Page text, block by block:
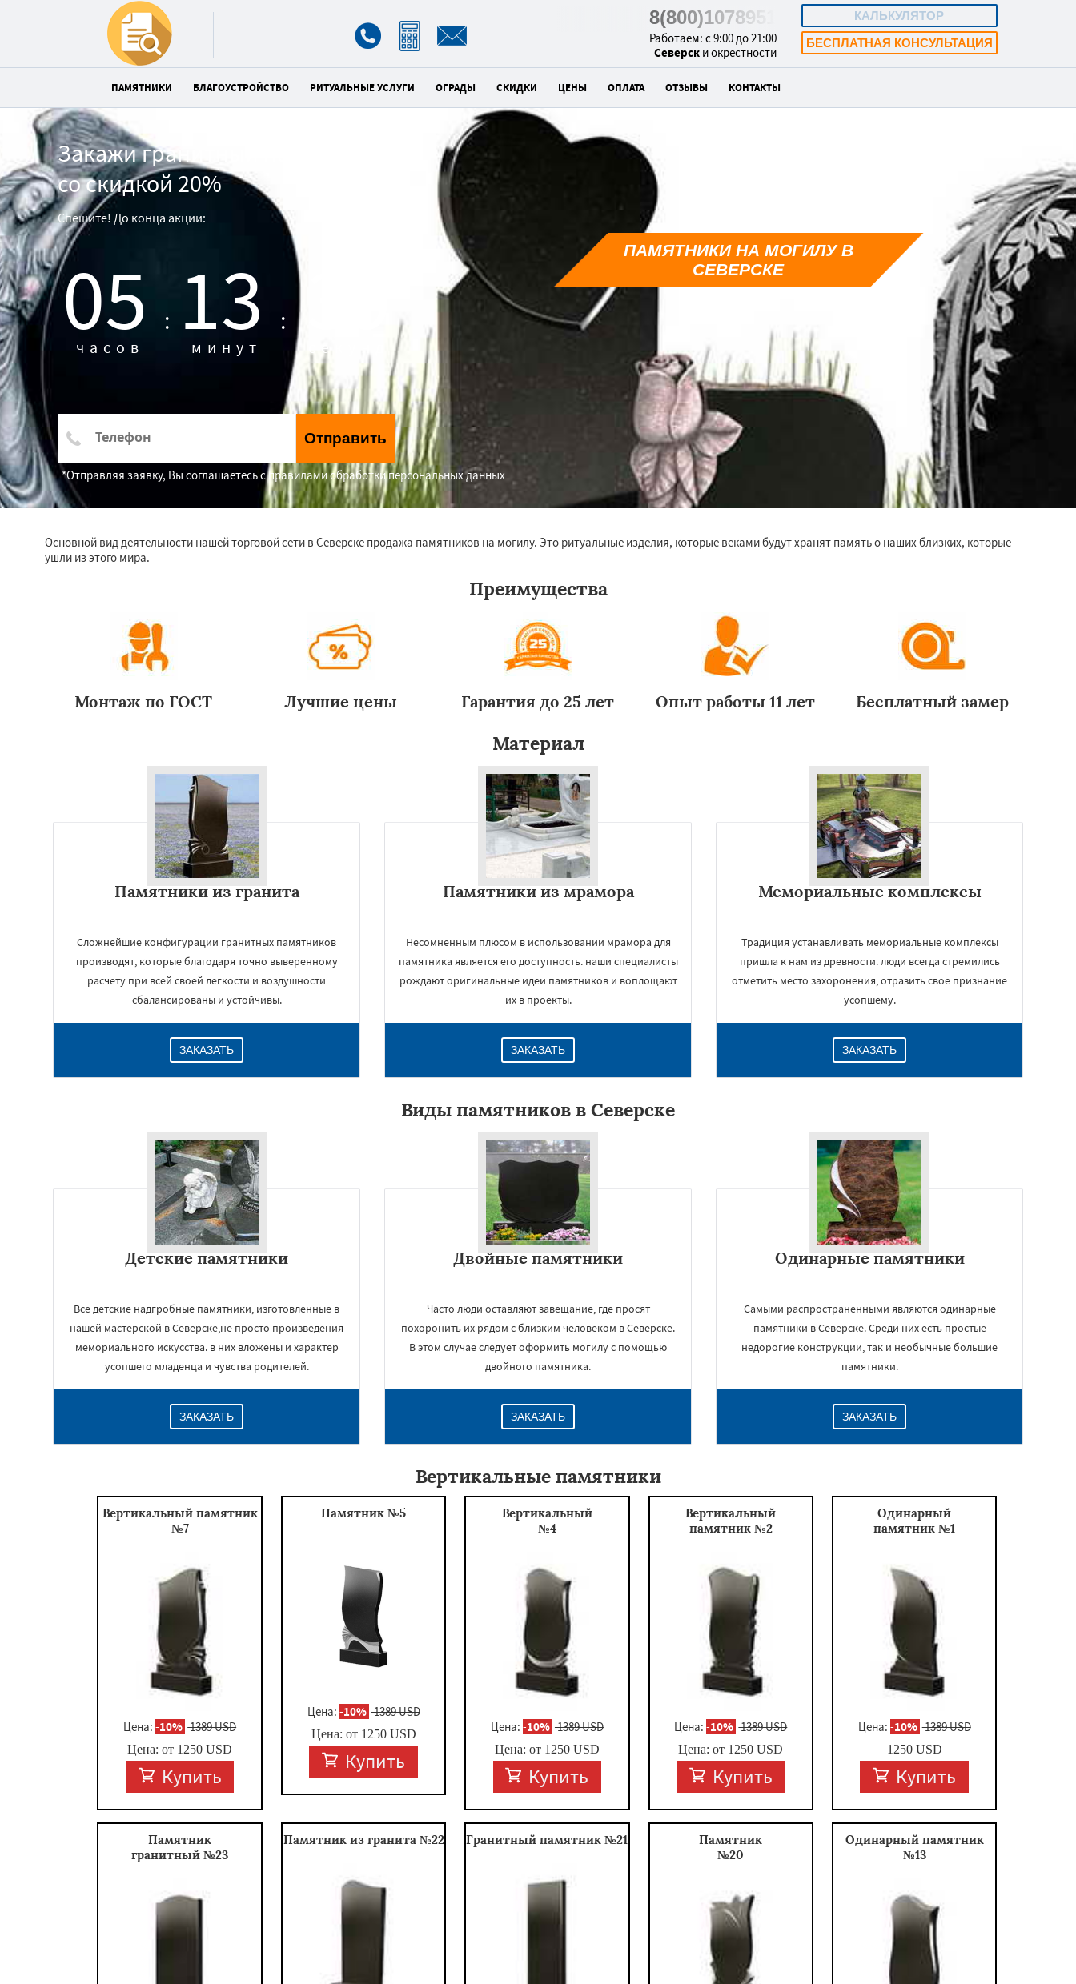
КАЛЬКУЛЯТОР
БЕСПЛАТНАЯ КОНСУЛЬТАЦИЯ
8(800)1078951
Работаем: с 9:00 до 21:00
Северск и окрестности
ПАМЯТНИКИ БЛАГОУСТРОЙСТВО РИТУАЛЬНЫЕ УСЛУГИ ОГРАДЫ СКИДКИ ЦЕНЫ ОПЛАТА ОТЗЫВЫ КОНТАКТЫ
Закажи гранитный памятник
со скидкой 20%
Спешите! До конца акции:
05 :
часов 13 :
минут секунд
Отправить
*Отправляя заявку, Вы соглашаетесь с правилами обработки персональных данных
ПАМЯТНИКИ НА МОГИЛУ В
СЕВЕРСКЕ
Основной вид деятельности нашей торговой сети в Северске продажа памятников на могилу. Это ритуальные изделия, которые веками будут хранят память о наших близких, которые
ушли из этого мира.
Преимущества
Монтаж по ГОСТ Лучшие цены Гарантия до 25 лет Опыт работы 11 лет Бесплатный замер
Материал
Памятники из гранита
Сложнейшие конфигурации гранитных памятников
производят, которые благодаря точно выверенному
расчету при всей своей легкости и воздушности
сбалансированы и устойчивы.
ЗАКАЗАТЬ
Памятники из мрамора
Несомненным плюсом в использовании мрамора для
памятника является его доступность. наши специалисты
рождают оригинальные идеи памятников и воплощают
их в проекты.
ЗАКАЗАТЬ
Мемориальные комплексы
Традиция устанавливать мемориальные комплексы
пришла к нам из древности. люди всегда стремились
отметить место захоронения, отразить свое признание
усопшему.
ЗАКАЗАТЬ
Виды памятников в Северске
Детские памятники
Все детские надгробные памятники, изготовленные в
нашей мастерской в Северске,не просто произведения
мемориального искусства. в них вложены и характер
усопшего младенца и чувства родителей.
ЗАКАЗАТЬ
Двойные памятники
Часто люди оставляют завещание, где просят
похоронить их рядом с близким человеком в Северске.
В этом случае следует оформить могилу с помощью
двойного памятника.
ЗАКАЗАТЬ
Одинарные памятники
Самыми распространенными являются одинарные
памятники в Северске. Среди них есть простые
недорогие конструкции, так и необычные большие
памятники.
ЗАКАЗАТЬ
Вертикальные памятники
Вертикальный памятник
№7
Цена:-10% 1389 USD
Цена: от 1250 USD
Купить
Памятник №5
Цена: -10% 1389 USD
Цена: от 1250USD
Купить
Вертикальный
№4
Цена: -10% 1389 USD
Цена: от 1250USD
Купить
Вертикальный
памятник №2
Цена:-10% 1389 USD
Цена: от 1250 USD
Купить
Одинарный
памятник №1
Цена: -10% 1389 USD
1250USD
Купить
Памятник
гранитный №23
Памятник из гранита №22 Гранитный памятник №21
Памятник
№20
Одинарный памятник
№13
Даю согласие на обработку персональных данных